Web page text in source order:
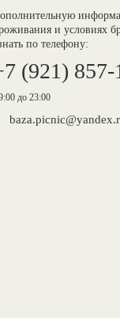
и условиях
по телефону:
(921) 857-
до 23:00